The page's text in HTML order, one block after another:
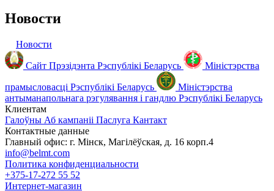
Новости
Новости
Сайт Прэзідэнта Рэспублікі Беларусь Міністэрства
прамысловасці Рэспублікі Беларусь
Міністэрства
антыманапольнага рэгулявання і гандлю Рэспублiкi Беларусь
Клиентам
Галоўны Аб кампаніі Паслуга Кантакт
Контактные данные
Главный офис: г. Мінск, Магілёўская, д. 16 корп.4
info@belmt.com
Политика конфиденциальности
+375-17-272 55 52
Интернет-магазин